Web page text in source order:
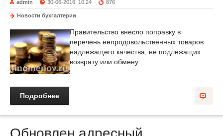
admin 30-06-2016, 10:24 876
Новости бухгалтерии
Правительство внесло поправку в
перечень непродовольственных товаров
надлежащего качества, не подлежащих
возврату или обмену.
Подробнее